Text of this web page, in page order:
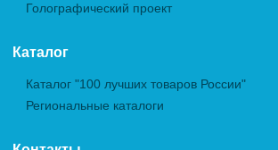
Голографический проект
Каталог
Каталог "100 лучших товаров России"
Региональные каталоги